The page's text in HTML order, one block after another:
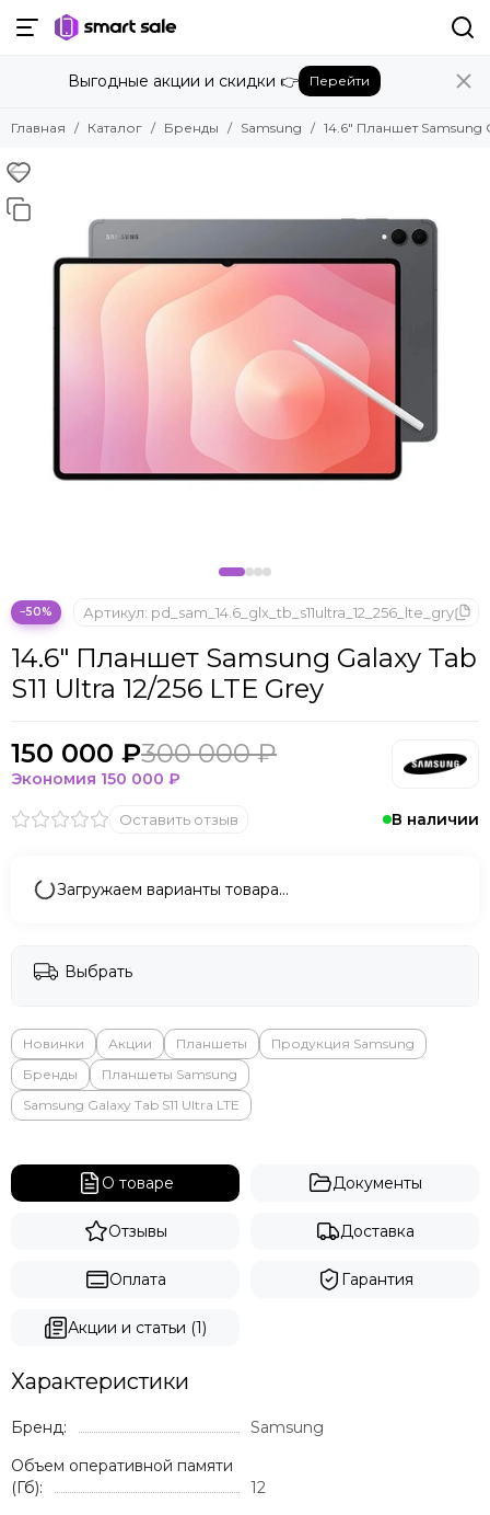
Назад
Бренды
Amazon
Apple
Bose
Dyson
Google
Marshall
ONYX BOOX
Oukitel
Pico
POCO
Sony
Valve
Whoop
ZTE
Выгодные акции и скидки 👉 Перейти
Главная Каталог Бренды Samsung 14.6" Планшет Samsung
−50%
В наличии
14.6" Планшет Samsung Galaxy Tab
S11 Ultra 12/256 LTE Grey
Артикул: pd_sam_14.6_glx_tb_s11ultra_12_256_lte_gry
Оставить отзыв
150 000 ₽300 000 ₽
Экономия 150 000 ₽
Загружаем варианты товара…
Выбрать
Новинки Акции Планшеты
Продукция Samsung
Бренды
Планшеты Samsung
Samsung Galaxy Tab S11 Ultra LTE
О товаре Документы
Отзывы Доставка
Оплата Гарантия
Акции и статьи (1)
Характеристики
Бренд:
Samsung
Объем оперативной памяти
(Гб):
12